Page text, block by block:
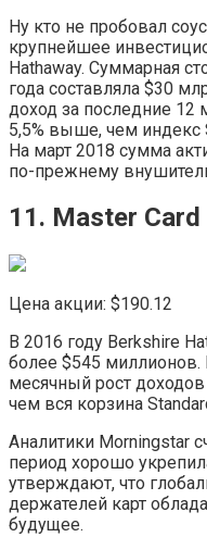
Ну кто не пробовал
крупнейшее
Hathaway. Суммарная
года составляла $30
доход за последние 12
5,5% выше, чем индекс
На март 2018 сумма
по-прежнему
11. Master Card
Цена акции: $190.12
В 2016 году Berkshire
более $545 миллионов.
месячный рост
чем вся корзина
Аналитики Morningstar
период хорошо
утверждают, что
держателей карт
будущее.